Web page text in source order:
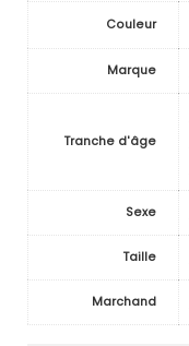
Couleur
Marque
Tranche d'âge
Sexe
Taille
Marchand